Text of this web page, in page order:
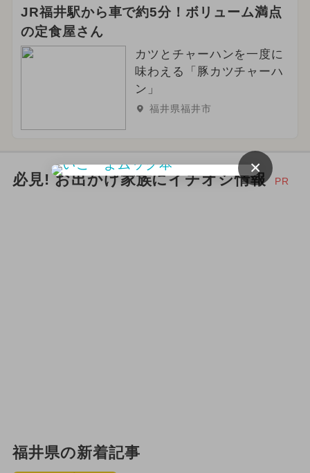
2026年9月のイベント
2024年4月のイベント
2026年11月のイベント
2026年2月のイベント
JR福井駅から車で約5分！ボリューム満点
の定食屋さん
カツとチャーハンを一度に
味わえる「豚カツチャーハ
ン」
福井県福井市
必見! お出かけ家族にイチオシ情報 PR
福井県の新着記事
×